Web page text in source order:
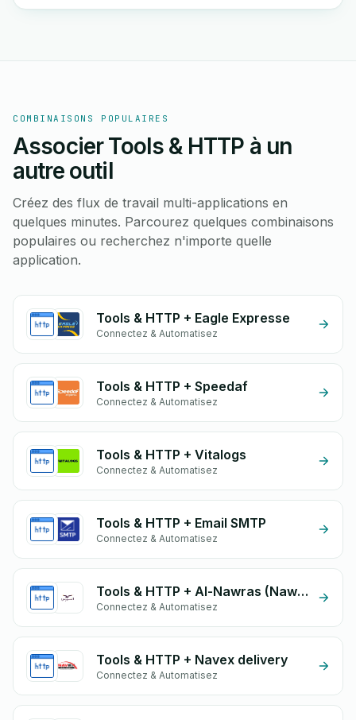
COMBINAISONS POPULAIRES
Associer Tools & HTTP à un
autre outil
Créez des flux de travail multi-applications en
quelques minutes. Parcourez quelques combinaisons
populaires ou recherchez n'importe quelle
application.
Tools & HTTP + Eagle Expresse
Connectez & Automatisez
Tools & HTTP + Speedaf
Connectez & Automatisez
Tools & HTTP + Vitalogs
Connectez & Automatisez
Tools & HTTP + Email SMTP
Connectez & Automatisez
Tools & HTTP + Al-Nawras (Nawris)
Connectez & Automatisez
Tools & HTTP + Navex delivery
Connectez & Automatisez